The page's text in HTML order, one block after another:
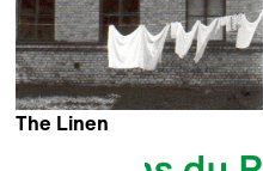
The Linen